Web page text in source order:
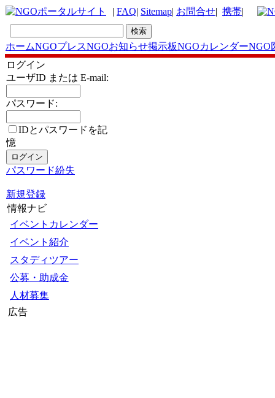
| FAQ| Sitemap| お問合せ| 携帯|
ホームNGOプレスNGOお知らせ掲示板NGOカレンダーNGO
ログイン
ユーザID または E-mail:
パスワード:
IDとパスワードを記
憶
パスワード紛失
新規登録
情報ナビ
イベントカレンダー
イベント紹介
スタディツアー
公募・助成金
人材募集
広告